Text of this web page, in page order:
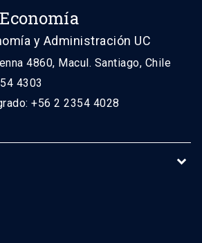
y Administración UC
4860, Macul. Santiago, Chile
4303
+56 2 2354 4028